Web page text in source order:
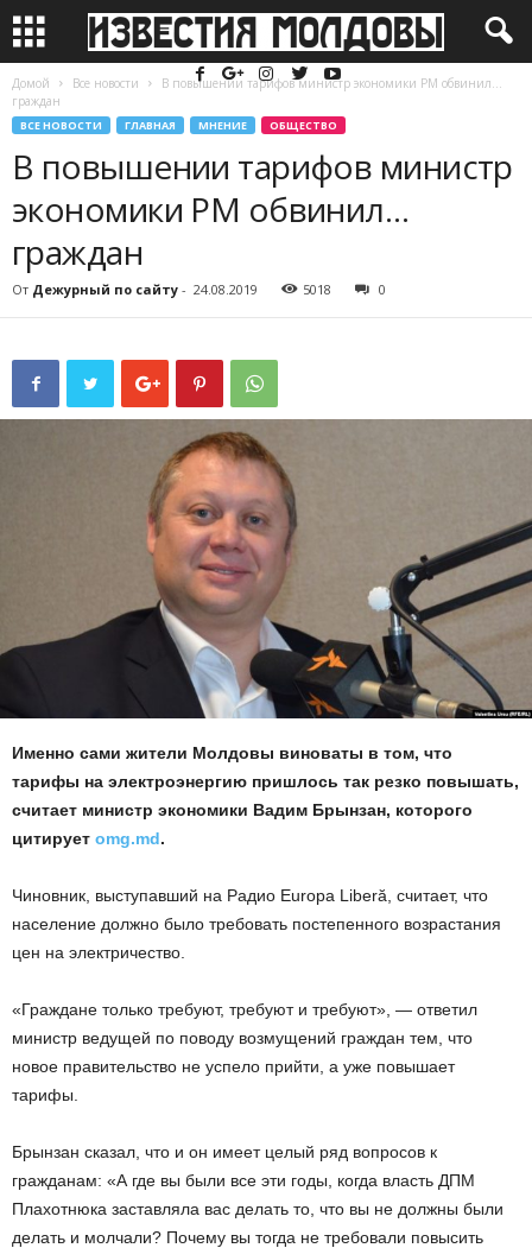
Домой Все новости
В повышении тарифов министр экономики РМ обвинил…
граждан
ВСЕ НОВОСТИ ГЛАВНАЯ МНЕНИЕ ОБЩЕСТВО
В повышении тарифов министр
экономики РМ обвинил…
граждан
От Дежурный по сайту - 24.08.2019 5018 0
Именно сами жители Молдовы виноваты в том, что
тарифы на электроэнергию пришлось так резко повышать,
считает министр экономики Вадим Брынзан, которого
цитирует omg.md.
Чиновник, выступавший на Радио Europa Liberă, считает, что
население должно было требовать постепенного возрастания
цен на электричество.
«Граждане только требуют, требуют и требуют», — ответил
министр ведущей по поводу возмущений граждан тем, что
новое правительство не успело прийти, а уже повышает
тарифы.
Брынзан сказал, что и он имеет целый ряд вопросов к
гражданам: «А где вы были все эти годы, когда власть ДПМ
Плахотнюка заставляла вас делать то, что вы не должны были
делать и молчали? Почему вы тогда не требовали повысить